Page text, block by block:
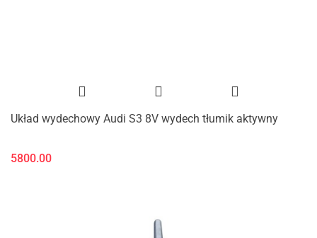
Układ wydechowy Audi S3 8V wydech tłumik aktywny
5800.00